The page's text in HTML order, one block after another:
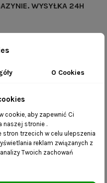
WYSYŁKA 24H
dostarczany w
w całości- już
O Cookies
cookie, aby zapewnić Ci
naszej stronie .
trzecich w celu ulepszenia
reklam związanych z
Twoich zachowań